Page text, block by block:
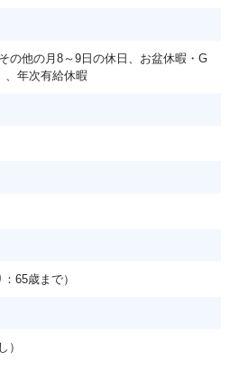
の他の月8～9日の休日、お盆休暇・G
、年次有給休暇
65歳まで）
）